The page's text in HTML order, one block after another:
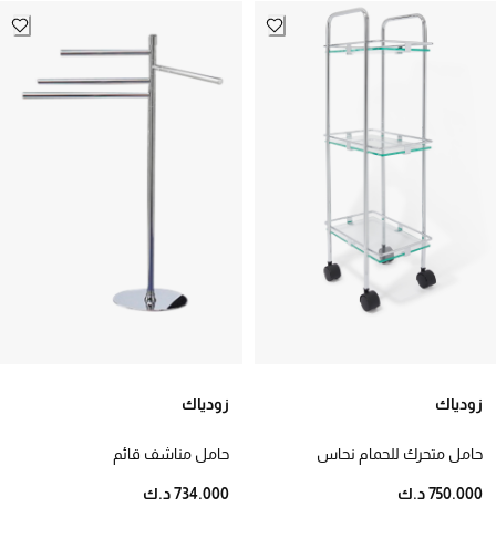
حامل متحرك للحمام نحاس
زودياك
750.000 د.ك
حامل مناشف قائم
زودياك
734.000 د.ك